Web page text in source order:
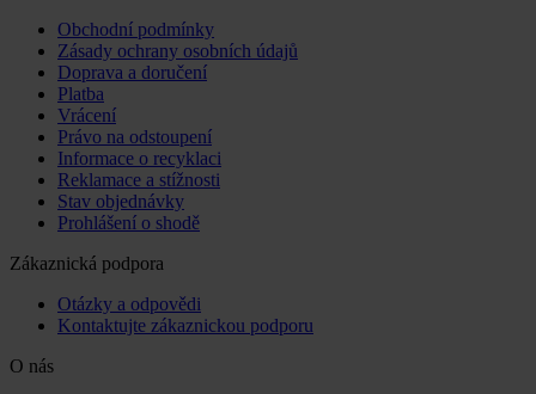
Obchodní podmínky
Zásady ochrany osobních údajů
Doprava a doručení
Platba
Vrácení
Právo na odstoupení
Informace o recyklaci
Reklamace a stížnosti
Stav objednávky
Prohlášení o shodě
Zákaznická podpora
Otázky a odpovědi
Kontaktujte zákaznickou podporu
O nás